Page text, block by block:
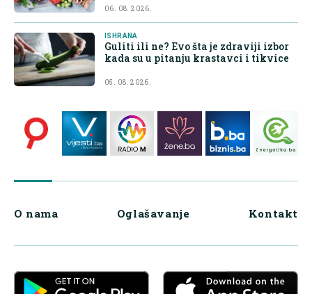
06. 08. 2026.
ISHRANA
Guliti ili ne? Evo šta je zdraviji izbor
kada su u pitanju krastavci i tikvice
05. 08. 2026.
O nama Oglašavanje Kontakt